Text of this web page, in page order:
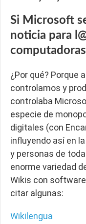
Si Microsoft
noticia para
¿Por qué? Porque
controlamos y
controlaba
especie de
digitales (con
influyendo así en
y personas de
enorme variedad
Wikis con
citar algunas:
Wikilengua